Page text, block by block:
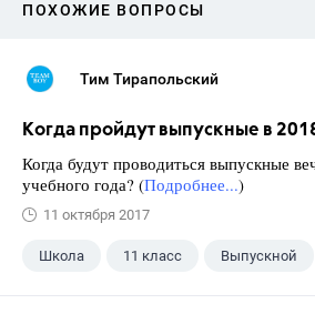
ПОХОЖИЕ ВОПРОСЫ
Тим Тирапольский
Когда пройдут выпускные в
Когда будут проводиться выпускные
учебного года? (Подробнее...)
11 октября 2017
Школа 11 класс Выпускной